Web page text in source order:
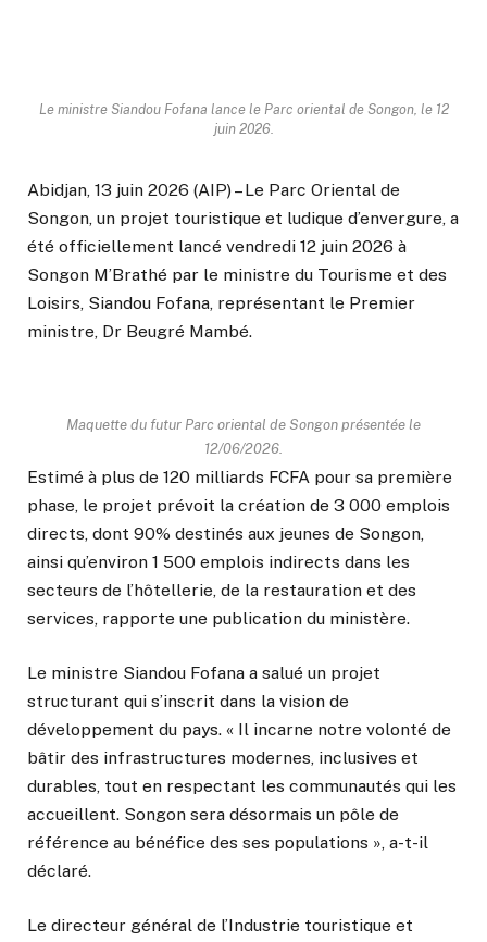
Le ministre Siandou Fofana lance le Parc oriental de Songon, le 12
juin 2026.
Abidjan, 13 juin 2026 (AIP) – Le Parc Oriental de
Songon, un projet touristique et ludique d’envergure, a
été officiellement lancé vendredi 12 juin 2026 à
Songon M’Brathé par le ministre du Tourisme et des
Loisirs, Siandou Fofana, représentant le Premier
ministre, Dr Beugré Mambé.
Maquette du futur Parc oriental de Songon présentée le
12/06/2026.
Estimé à plus de 120 milliards FCFA pour sa première
phase, le projet prévoit la création de 3 000 emplois
directs, dont 90% destinés aux jeunes de Songon,
ainsi qu’environ 1 500 emplois indirects dans les
secteurs de l’hôtellerie, de la restauration et des
services, rapporte une publication du ministère.
Le ministre Siandou Fofana a salué un projet
structurant qui s’inscrit dans la vision de
développement du pays. « Il incarne notre volonté de
bâtir des infrastructures modernes, inclusives et
durables, tout en respectant les communautés qui les
accueillent. Songon sera désormais un pôle de
référence au bénéfice des ses populations », a-t-il
déclaré.
Le directeur général de l’Industrie touristique et